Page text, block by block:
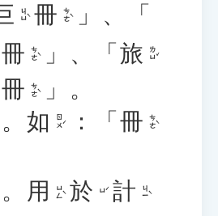
ㄐㄩˋ 冊 ㄘㄜˋ
」、「
冊 ㄘㄜˋ 」、「 旅 ㄌㄩˇ
冊 ㄘㄜˋ
」。
。 如 ㄖㄨˊ ：「 冊 ㄘㄜˋ
。 用 ㄩㄥˋ 於 ㄩˊ 計 ㄐㄧˋ